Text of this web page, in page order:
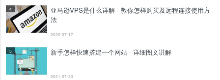
4
亚马逊VPS是什么详解 - 教你怎样购买及远程连接使用方
法
2020-07-17
5 新手怎样快速搭建一个网站 - 详细图文讲解
2021-07-30